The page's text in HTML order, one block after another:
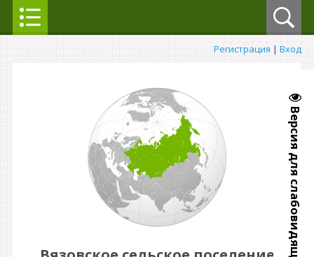
Версия для слабовидящих
Регистрация | Вход